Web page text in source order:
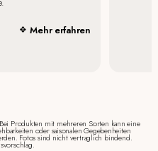
Mehr erfahren
Produkten mit mehreren Sorten kann eine
oder saisonalen Gegebenheiten
Fotos sind nicht vertraglich bindend.